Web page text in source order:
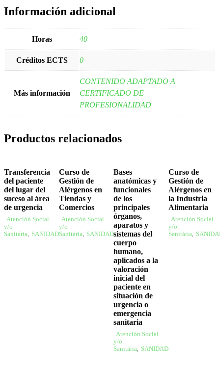
Información adicional
Horas 40
Créditos ECTS 0
Más información
CONTENIDO ADAPTADO A
CERTIFICADO DE
PROFESIONALIDAD
Productos relacionados
Transferencia
del paciente
del lugar del
suceso al área
de urgencia
Atención Social
y/o
Sanitária
SANIDAD
Curso de
Gestión de
Alérgenos en
Tiendas y
Comercios
Atención Social
y/o
Sanitária
SANIDAD
Bases
anatómicas y
funcionales
de los
principales
órganos,
aparatos y
sistemas del
cuerpo
humano,
aplicados a la
valoración
inicial del
paciente en
situación de
urgencia o
emergencia
sanitaria
Atención Social
y/o
Sanitária
SANIDAD
Curso de
Gestión de
Alérgenos en
la Industria
Alimentaria
Atención Social
y/o
Sanitária